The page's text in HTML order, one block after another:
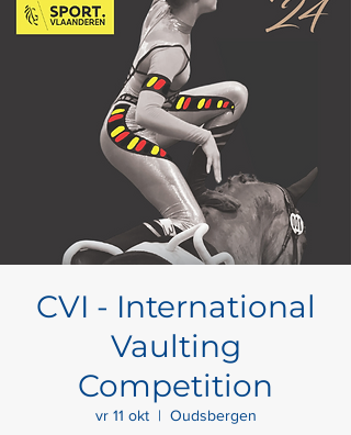
CVI - International
Vaulting
Competition
vr 11 okt
  |
Oudsbergen